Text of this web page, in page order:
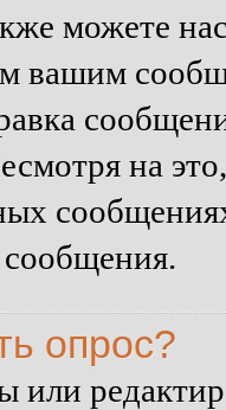
можете
вашим
на
опрос?
или